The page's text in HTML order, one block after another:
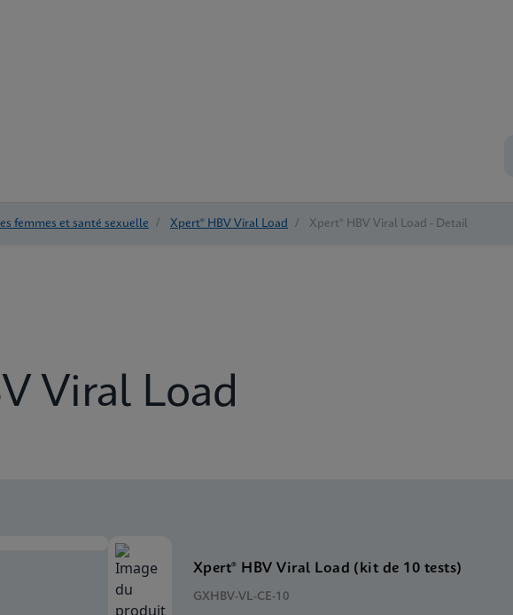
femmes et santé sexuelle / Xpert® HBV Viral Load / Xpert® HBV Viral Load - Detail
Viral Load
Xpert® HBV Viral Load (kit de 10 tests)
GXHBV-VL-CE-10